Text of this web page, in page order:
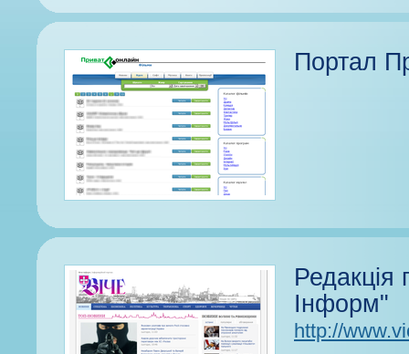
Портал
Редакція
Інформ"
http://